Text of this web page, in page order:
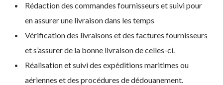
Rédaction des commandes fournisseurs et suivi pour
en assurer une livraison dans les temps
Vérification des livraisons et des factures fournisseurs
et s’assurer de la bonne livraison de celles-ci.
Réalisation et suivi des expéditions maritimes ou
aériennes et des procédures de dédouanement.